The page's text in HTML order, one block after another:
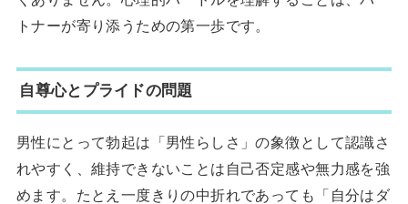
トナーが寄り添うための第一歩です。
自尊心とプライドの問題
男性にとって勃起は「男性らしさ」の象徴として認識さ
れやすく、維持できないことは自己否定感や無力感を強
めます。たとえ一度きりの中折れであっても「自分はダ